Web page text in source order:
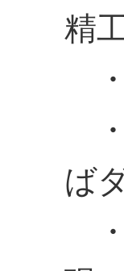
精
・
・
ば
・